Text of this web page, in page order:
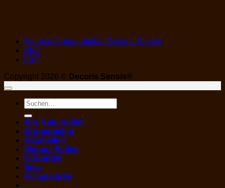
Naturseifenmanufaktur Decoris Sensis
Blog
FAQ
Copyright 2026 © Decoris Sensis®
Suchen
nach:
Alle Naturseifen
Körperseifen
Haarseifen
Vegane Seifen
Körperöle
Sets
Accessoires